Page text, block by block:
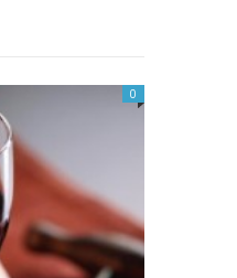
0